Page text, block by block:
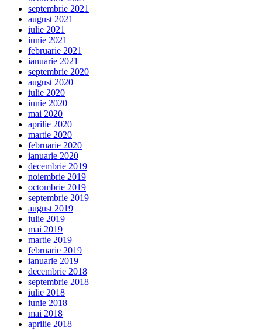
septembrie 2021
august 2021
iulie 2021
iunie 2021
februarie 2021
ianuarie 2021
septembrie 2020
august 2020
iulie 2020
iunie 2020
mai 2020
aprilie 2020
martie 2020
februarie 2020
ianuarie 2020
decembrie 2019
noiembrie 2019
octombrie 2019
septembrie 2019
august 2019
iulie 2019
mai 2019
martie 2019
februarie 2019
ianuarie 2019
decembrie 2018
septembrie 2018
iulie 2018
iunie 2018
mai 2018
aprilie 2018